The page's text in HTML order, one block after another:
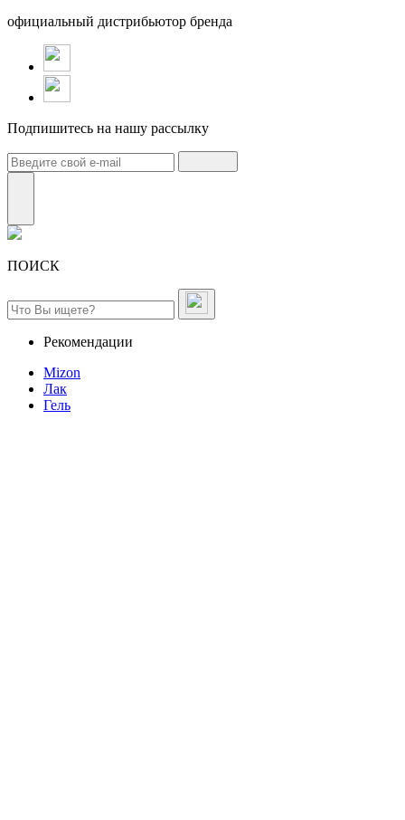
официальный дистрибьютор бренда
Подпишитесь на нашу рассылку
ПОИСК
Рекомендации
Mizon
Лак
Гель